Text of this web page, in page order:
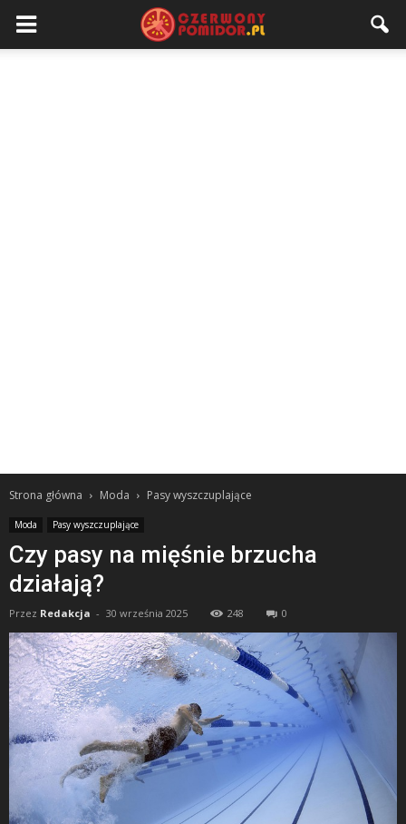
Strona główna Moda Pasy wyszczuplające
Moda Pasy wyszczuplające
Czy pasy na mięśnie brzucha
działają?
Przez Redakcja - 30 września 2025 248 0